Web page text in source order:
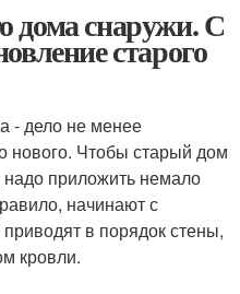
дома снаружи. С
старого
- дело не менее
нового. Чтобы старый дом
приложить немало
начинают с
в порядок стены,
кровли.